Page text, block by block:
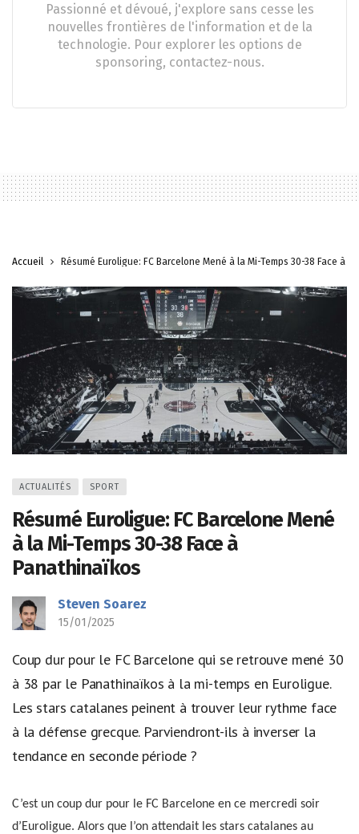
Passionné et dévoué, j'explore sans cesse les
nouvelles frontières de l'information et de la
technologie. Pour explorer les options de
sponsoring, contactez-nous.
Accueil Résumé Euroligue: FC Barcelone Mené à la Mi-Temps 30-38 Face à
ACTUALITÉS SPORT
Résumé Euroligue: FC Barcelone Mené
à la Mi-Temps 30-38 Face à
Panathinaïkos
Steven Soarez
15/01/2025
Coup dur pour le FC Barcelone qui se retrouve mené 30
à 38 par le Panathinaïkos à la mi-temps en Euroligue.
Les stars catalanes peinent à trouver leur rythme face
à la défense grecque. Parviendront-ils à inverser la
tendance en seconde période ?
C’est un coup dur pour le FC Barcelone en ce mercredi soir
d’Euroligue. Alors que l’on attendait les stars catalanes au